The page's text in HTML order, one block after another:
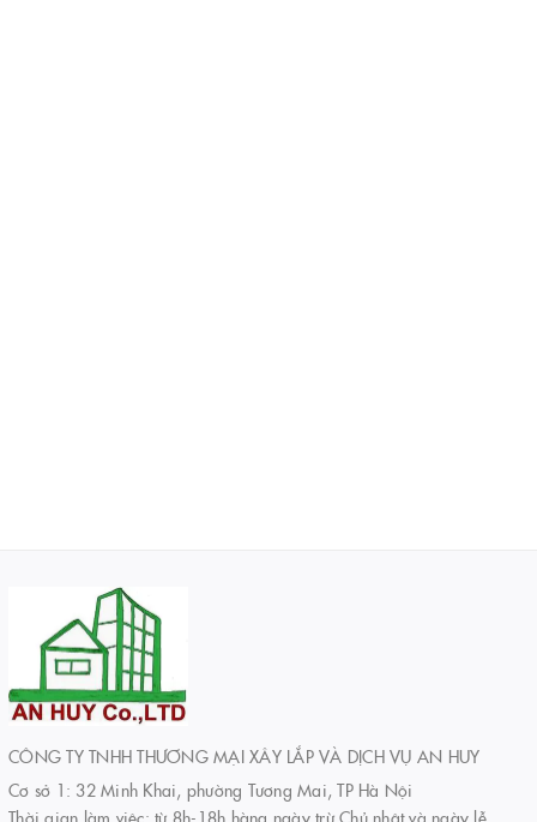
CÔNG TY TNHH THƯƠNG MẠI XÂY LẮP VÀ DỊCH VỤ AN HUY
Cơ sở 1: 32 Minh Khai, phường Tương Mai, TP Hà Nội